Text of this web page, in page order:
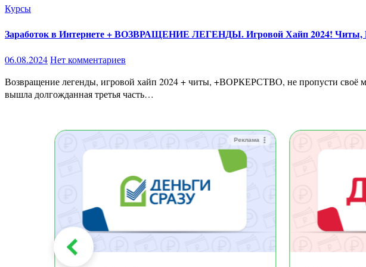
Курсы
Заработок в Интернете + ВОЗВРАЩЕНИЕ ЛЕГЕНДЫ. Игровой Хайп 2024! Читы,
06.08.2024Нет комментариев
Возвращение легенды, игровой хайп 2024 + читы, +ВОРКЕРСТВО, не пропусти своё море контента (Blackboy) Приветствую, друзья! Это снова я, Blackboy. Сегодня у нас большая новость —
вышла долгожданная третья часть…
Реклама